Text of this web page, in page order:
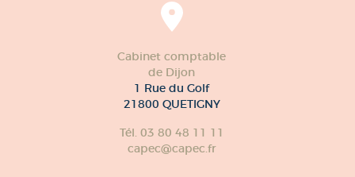
Cabinet comptable
de Dijon
1 Rue du Golf
21800 QUETIGNY
Tél. 03 80 48 11 11
capec@capec.fr